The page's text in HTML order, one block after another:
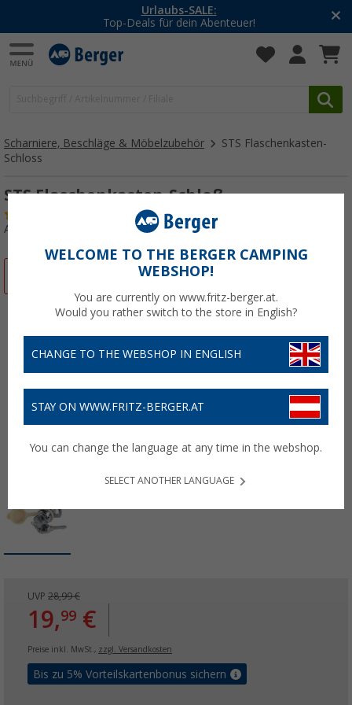
Urlaubs-SALE:
Top-Deals für dein Abenteuer!
Scharniere, Beschläge & Möbelzubehör
STS Flaschenkasten-
Schloss
STS Flaschenkasten-Schloß
Art.-Nr.: 171100
UVP 28,99 €
19,99 €
Preise inkl. MwSt., zzgl. Versandkosten
Bis zu 5% Vorteilskartenbonus sichern
WELCOME TO THE BERGER CAMPING
WEBSHOP!
You are currently on www.fritz-berger.at.
Would you rather switch to the store in English?
CHANGE TO THE WEBSHOP IN ENGLISH
STAY ON WWW.FRITZ-BERGER.AT
You can change the language at any time in the webshop.
SELECT ANOTHER LANGUAGE